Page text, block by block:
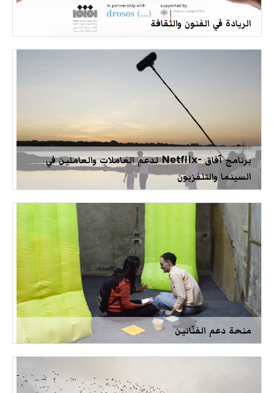
الريادة في الفنون والثقافة
برنامج آفاق -Netflix لدعم العاملات والعاملين في
السينما والتلفزيون
منحة دعم الفنّانين